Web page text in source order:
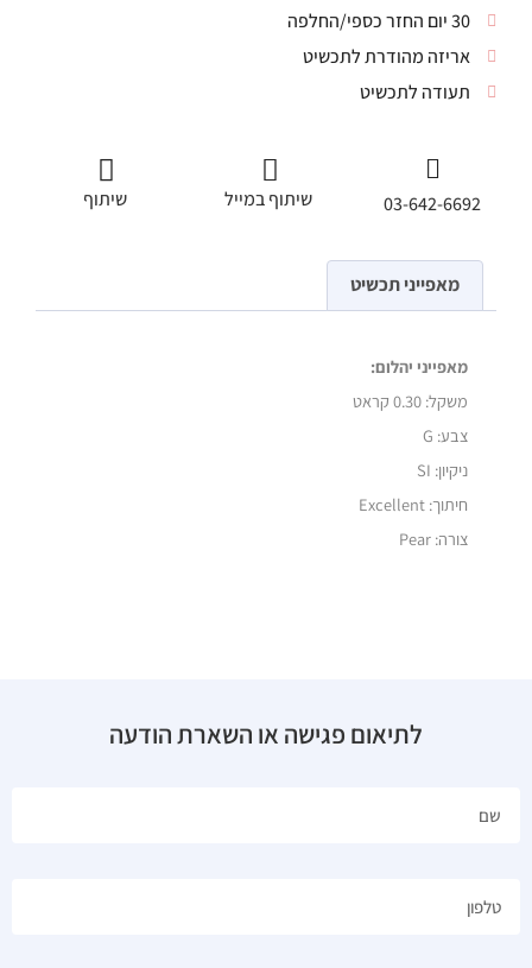
30 יום החזר כספי/החלפה
אריזה מהודרת לתכשיט
תעודה לתכשיט
03-642-6692 שיתוף במייל שיתוף
מאפייני תכשיט
מאפייני יהלום:
משקל: 0.30 קראט
צבע: G
ניקיון: SI
חיתוך: Excellent
צורה: Pear
לתיאום פגישה או השארת הודעה